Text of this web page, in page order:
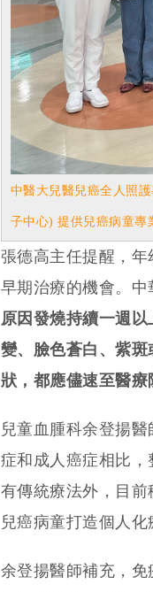
中醫大兒醫兒癌全人照
子中心) 提供兒癌病童專
張德高主任提醒，
早期治療的機會。中
原因發燒持續一週
變、臉色蒼白、紫
狀，都應儘速至醫
兒童血腫科余登揚
症和成人癌症相比
有傳統療法外，目
兒癌病童打造個人化
余登揚醫師補充，